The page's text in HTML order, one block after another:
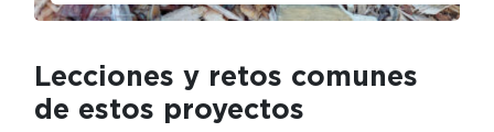
Lecciones y retos comunes
de estos proyectos